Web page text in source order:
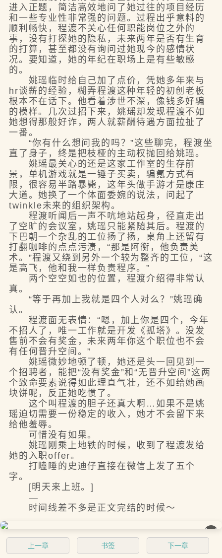
进入正题，简洁高效地问了她过往的项目经历
和一些专业性非常强的问题。过程出乎意料的
顺利畅快，程渡不关心任何职能岗位之外的
事，没有打探她的隐私，未来两年是否有生育
的打算，甚至都没有询问过她现今的感情状
况。要知道，她的年纪在职场上是有些敏感
的。
姚瑶临时给自己加了点价，凭她多年来与
hr谈薪的经验，糊弄程渡这种年轻的初创老板
根本不在话下。他看着涉世不深，像钱多好骗
的模样。几次过招下来，姚瑶却发现程渡不如
她想得那般好诈，两人就薪酬待遇方面拉扯了
一番。
“你有什么想问我的吗？”这些聊完，程渡坐
直了身子，终是把枝桠的主动权抛回给姚瑶。
姚瑶最关心的还是这家工作室的生存前
景，单机游戏就是一锤子买卖，骗氪方式有
限，很容易半路暴毙，这年头做手游才是康庄
大道。她换了一个体面委婉的说法，问起了
twinkle未来的组织架构。
程渡听闻后一声不吭地站起身，径直走出
了空旷的会议室，姚瑶只能紧随其后。程渡的
下巴朝一个杂乱的工位扬了扬，桌角上还留有
打翻咖啡的点点污渍，“那是阿衡，他负责美
术。”程渡又绕到另外一个较为整齐的工位，“这
是高飞，他和我一样负责程序。”
两个空空如也的位置，程渡介绍得非常认
真。
“等于再加上我就是四个人对么？”姚瑶确
认。
程渡面无表情：“嗯，加上你是四个，今年
不招人了，唯一工作就是开发《孤塔》。没发
售前不会有奖金，未来两年你这个职位也不会
有任何晋升空间。”
姚瑶微妙地顿了顿，她还是头一回见到一
个招聘者，能把“没有奖金”和“无晋升空间”这两
个致命要素说得如此理直气壮，还不如给她画
块饼呢，反正她吃惯了。
这个叫程渡的胆子还真大啊…如果不是姚
瑶迫切需要一份稳定的收入，她才不会留下来
给他羞辱。
可惜没有如果。
姚瑶刚乘上地铁的时候，收到了程渡发给
她的入职offer。
打瞌睡的史迪仔直接在微信上发了五个
字。
[明天来上班。]
—
时间线差不多是正文完结的时候～
��
上一章 书签 下一章